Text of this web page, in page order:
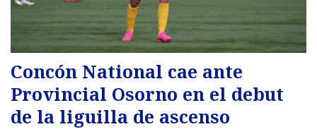
Concón National cae ante
Provincial Osorno en el debut
de la liguilla de ascenso